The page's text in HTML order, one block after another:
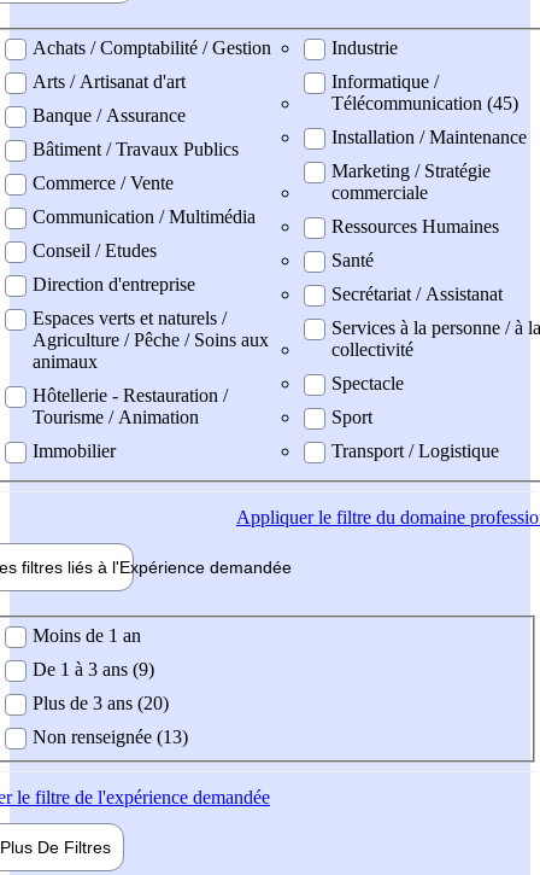
professionel
Achats / Comptabilité / Gestion
Arts / Artisanat d'art
Banque / Assurance
Bâtiment / Travaux Publics
Commerce / Vente
Communication / Multimédia
Conseil / Etudes
Direction d'entreprise
Espaces verts et naturels /
Agriculture / Pêche / Soins aux
animaux
Hôtellerie - Restauration /
Tourisme / Animation
Immobilier
Industrie
Informatique /
Télécommunication (45)
Installation / Maintenance
Marketing / Stratégie
commerciale
Ressources Humaines
Santé
Secrétariat / Assistanat
Services à la personne / à la
collectivité
Spectacle
Sport
Transport / Logistique
Appliquerle filtre du domaine
filtres liés à l'Expérience demandée
demandée
Moins de 1 an
De 1 à 3 ans (9)
Plus de 3 ans (20)
Non renseignée (13)
le filtre de l'expérience demandée
Plus De Filtres